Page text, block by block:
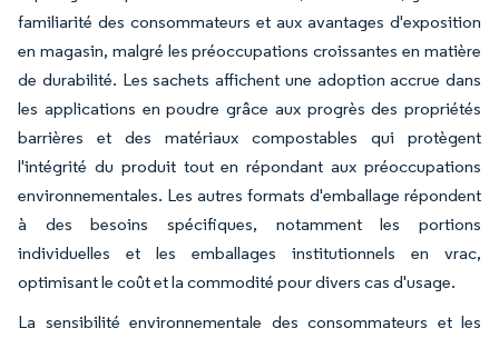
familiarité des consommateurs et aux avantages d'exposition
en magasin, malgré les préoccupations croissantes en matière
de durabilité. Les sachets affichent une adoption accrue dans
les applications en poudre grâce aux progrès des propriétés
barrières et des matériaux compostables qui protègent
l'intégrité du produit tout en répondant aux préoccupations
environnementales. Les autres formats d'emballage répondent
à des besoins spécifiques, notamment les portions
individuelles et les emballages institutionnels en vrac,
optimisant le coût et la commodité pour divers cas d'usage.
La sensibilité environnementale des consommateurs et les